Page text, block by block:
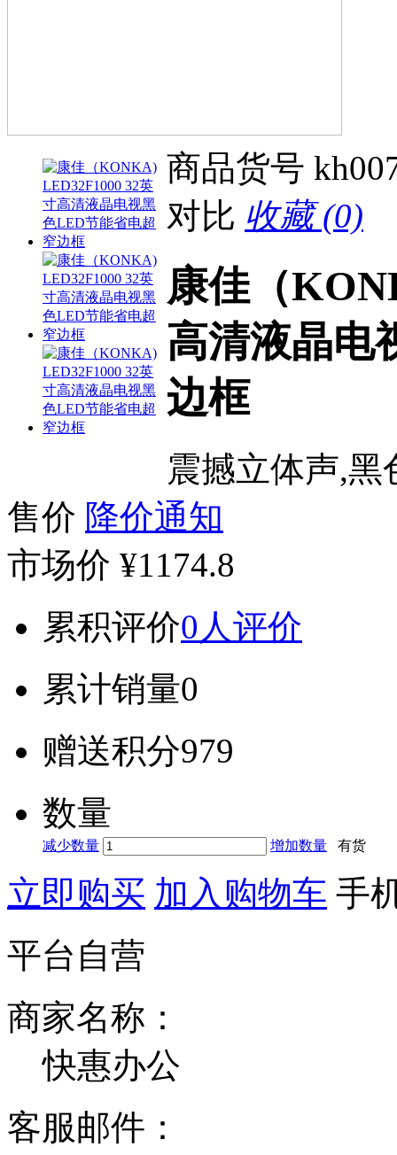
商品货号
对比 收藏 (0)
康佳（
高清液晶电
边框
震撼立体声,
售价 降价通知
市场价 ¥1174.8
累积评价0人评价
累计销量0
赠送积分979
数量
减少数量 增加数量 有货
立即购买 加入购物车 手
平台自营
商家名称：
快惠办公
客服邮件：